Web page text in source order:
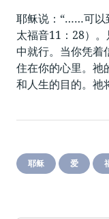
耶稣说：“……可以
太福音11：28）
中就行。当你凭着
住在你的心里。祂
和人生的目的。祂
耶稣 爱